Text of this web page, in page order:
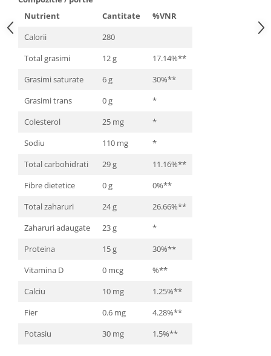
Chlorella
Electroliti
Produse Apicole
Cacao
Nutrient
Cantitate
%VNR
Calorii
280
Total grasimi
12 g
17.14%**
Grasimi saturate
6 g
30%**
Grasimi trans
0 g
*
Colesterol
25 mg
*
Sodiu
110 mg
*
Total carbohidrati
29 g
11.16%**
Fibre dietetice
0 g
0%**
Total zaharuri
24 g
26.66%**
Zaharuri adaugate
23 g
*
Proteina
15 g
30%**
Vitamina D
0 mcg
%**
Calciu
10 mg
1.25%**
Fier
0.6 mg
4.28%**
Potasiu
30 mg 1.5%**